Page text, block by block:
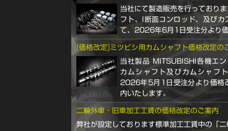
当社にて製造販売を行っており
フト、I断面コンロッド、及びカ
て、2026年6月1日受注分より
[価格改定]ミツビシ用カムシャフト価格改定の
当社製品 MITSUBISHI各機エ
カムシャフト及びカムシャフ
2026年5月1日受注分より価格
内いたします。
二輪外車・旧車加工工賃の価格改定のご案内
弊社が設定しております標準加工工賃中の「